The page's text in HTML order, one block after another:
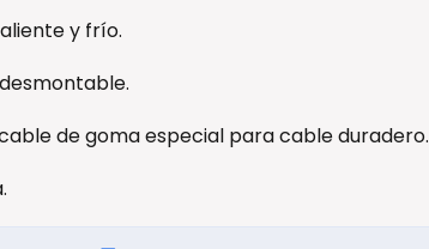
y frío.
de goma especial para cable duradero.